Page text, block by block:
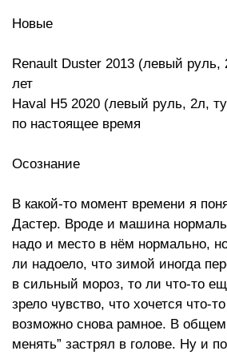
Новые
Renault Duster 2013 (левый руль,
лет
Haval H5 2020 (левый руль, 2л,
по настоящее время
Осознание
В какой-то момент времени я
Дастер. Вроде и машина
надо и место в нём нормально,
ли надоело, что зимой иногда
в сильный мороз, то ли что-то
зрело чувство, что хочется что-
возможно снова рамное. В
менять” застрял в голове. Ну и